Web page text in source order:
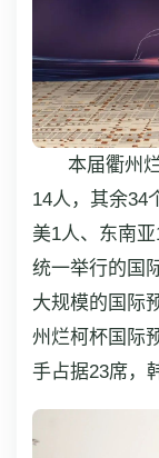
本届衢州
14人，其余34
美1人、东南
统一举行的国
大规模的国际
州烂柯杯国际
手占据23席，